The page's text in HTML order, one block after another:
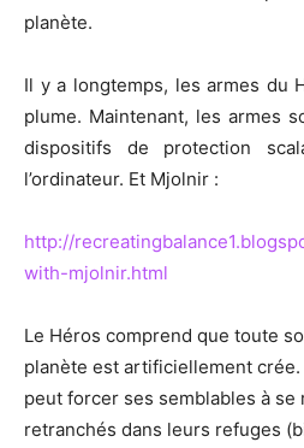
planète.
Il y a longtemps, les armes du
plume. Maintenant, les armes
dispositifs de protection
l’ordinateur. Et Mjolnir :
http://
with-mjolnir.html
Le Héros comprend que toute
planète est artificiellement crée.
peut forcer ses semblables à
retranchés dans leurs refuges